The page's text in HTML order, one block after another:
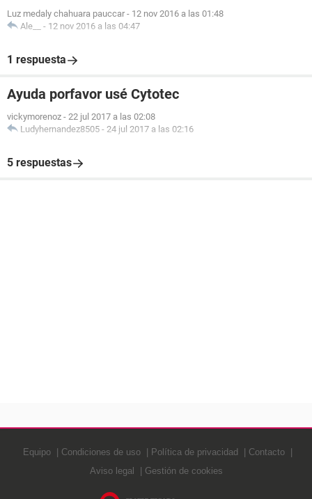
Luz medaly chahuara pauccar - 12 nov 2016 a las 01:48
Ale__
- 12 nov 2016 a las 04:47
1 respuesta
Ayuda porfavor usé Cytotec
vickymorenoz - 22 jul 2017 a las 02:08
Ludyhernandez8505 - 24 jul 2017 a las 02:16
5 respuestas
Equipo Condiciones de uso Política de privacidad
Contacto
Aviso legal
Gestión de cookies